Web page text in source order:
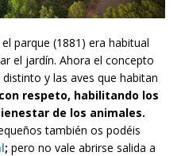
parque (1881) era habitual
el jardín. Ahora el concepto
y las aves que habitan
respeto, habilitando los
de los animales.
también os podéis
; pero no vale abrirse salida a